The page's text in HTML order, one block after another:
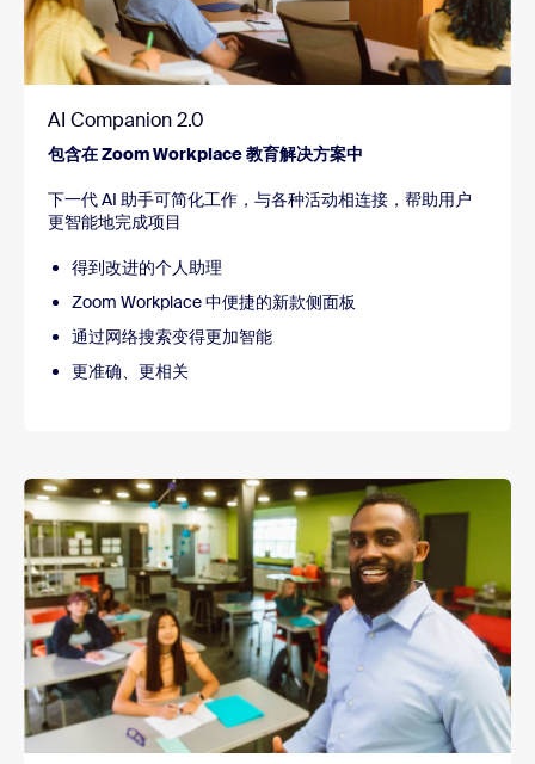
AI Companion 2.0
包含在 Zoom Workplace 教育解决方案中
下一代 AI 助手可简化工作，与各种活动相连接，帮助用户
更智能地完成项目
得到改进的个人助理
Zoom Workplace 中便捷的新款侧面板
通过网络搜索变得更加智能
更准确、更相关